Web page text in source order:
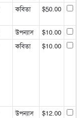
কবিতা $50.00
উপন্যাস
$10.00
কবিতা $10.00
উপন্যাস
$12.00